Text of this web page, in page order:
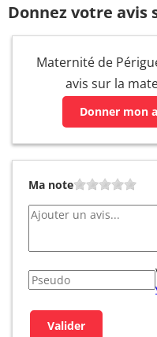
Donnez votre
Maternité de
avis sur la
Donner mon
Ma note